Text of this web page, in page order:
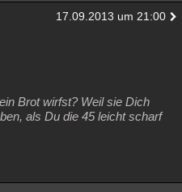
17.09.2013 um 21:00
Brot wirfst? Weil sie Dich
als Du die 45 leicht scharf